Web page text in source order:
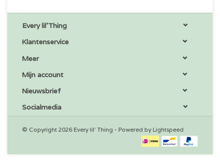
Every lil'Thing
Klantenservice
Meer
Mijn account
Nieuwsbrief
Socialmedia
© Copyright 2026 Every lil' Thing - Powered by Lightspeed